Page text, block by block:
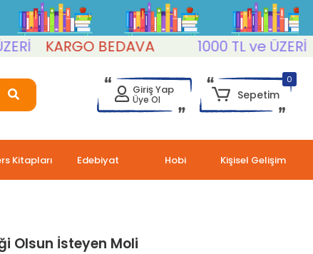
KARGO BEDAVA 1000 TL ve ÜZERİ
Giriş Yap
Üye Ol
0
Sepetim
Kitapları Edebiyat Hobi Kişisel Gelişim
Olsun İsteyen Moli